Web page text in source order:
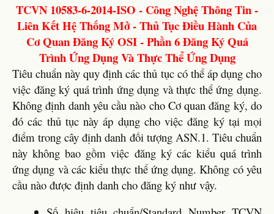
TCVN 10583-6-2014-ISO - Công Nghệ Thông Tin -
Liên Kết Hệ Thống Mở - Thủ Tục Điều Hành Của
Cơ Quan Đăng Ký OSI - Phần 6 Đăng Ký Quá
Trình Ứng Dụng Và Thực Thể Ứng Dụng
Tiêu chuẩn này quy định các thủ tục có thể áp dụng cho
việc đăng ký quá trình ứng dụng và thực thể ứng dụng.
Không định danh yêu cầu nào cho Cơ quan đăng ký, do
đó các thủ tục này áp dụng cho việc đăng ký tại mọi
điểm trong cây định danh đối tượng ASN.1. Tiêu chuẩn
này không bao gồm việc đăng ký các kiểu quá trình
ứng dụng và các kiểu thực thể ứng dụng. Không có yêu
cầu nào được định danh cho đăng ký như vậy.